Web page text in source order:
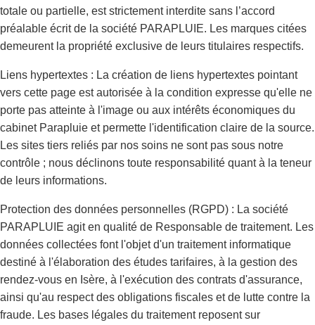
totale ou partielle, est strictement interdite sans l’accord
préalable écrit de la société PARAPLUIE. Les marques citées
demeurent la propriété exclusive de leurs titulaires respectifs.
Liens hypertextes : La création de liens hypertextes pointant
vers cette page est autorisée à la condition expresse qu'elle ne
porte pas atteinte à l'image ou aux intérêts économiques du
cabinet Parapluie et permette l'identification claire de la source.
Les sites tiers reliés par nos soins ne sont pas sous notre
contrôle ; nous déclinons toute responsabilité quant à la teneur
de leurs informations.
Protection des données personnelles (RGPD) : La société
PARAPLUIE agit en qualité de Responsable de traitement. Les
données collectées font l'objet d'un traitement informatique
destiné à l'élaboration des études tarifaires, à la gestion des
rendez-vous en Isère, à l'exécution des contrats d'assurance,
ainsi qu'au respect des obligations fiscales et de lutte contre la
fraude. Les bases légales du traitement reposent sur